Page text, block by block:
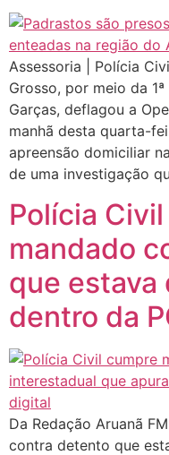
Assessoria | Polícia
Grosso, por meio da
Garças, deflagou a
manhã desta quarta-
apreensão domiciliar
de uma investigação
Polícia
mandado
que estava
dentro da
Da Redação Aruanã
contra detento que